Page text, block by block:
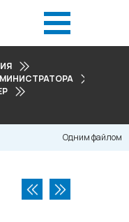
Одним файлом